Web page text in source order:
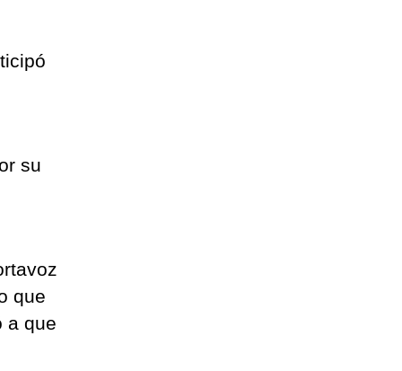
su
que
a que